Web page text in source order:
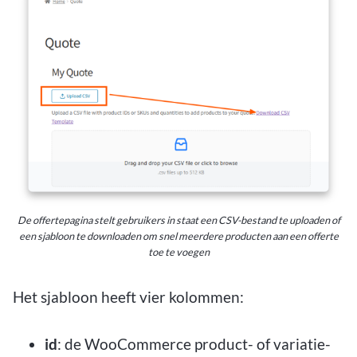
De offertepagina stelt gebruikers in staat een CSV-bestand te uploaden of
een sjabloon te downloaden om snel meerdere producten aan een offerte
toe te voegen
Het sjabloon heeft vier kolommen:
id: de WooCommerce product- of variatie-